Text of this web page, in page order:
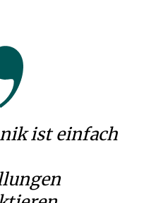
ist einfach